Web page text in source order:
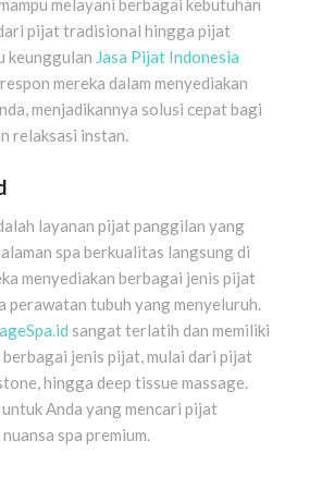
melayani berbagai kebutuhan
pijat tradisional hingga pijat
keunggulan Jasa Pijat Indonesia
mereka dalam menyediakan
menjadikannya solusi cepat bagi
relaksasi instan.
layanan pijat panggilan yang
spa berkualitas langsung di
menyediakan berbagai jenis pijat
perawatan tubuh yang menyeluruh.
sangat terlatih dan memiliki
berbagai jenis pijat, mulai dari pijat
hingga deep tissue massage.
Anda yang mencari pijat
spa premium.